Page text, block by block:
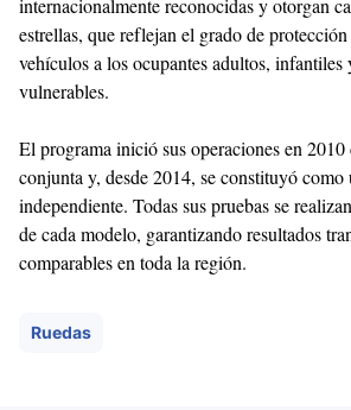
internacionalmente reconocidas y otorgan
estrellas, que reflejan el grado de
vehículos a los ocupantes adultos, infantiles
vulnerables.
El programa inició sus operaciones en
conjunta y, desde 2014, se constituyó como
independiente. Todas sus pruebas se
de cada modelo, garantizando resultados
comparables en toda la región.
Ruedas